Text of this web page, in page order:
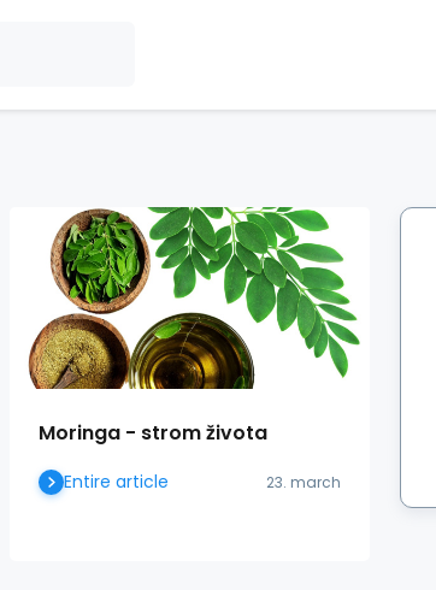
Moringa - strom života
23. march
Entire article